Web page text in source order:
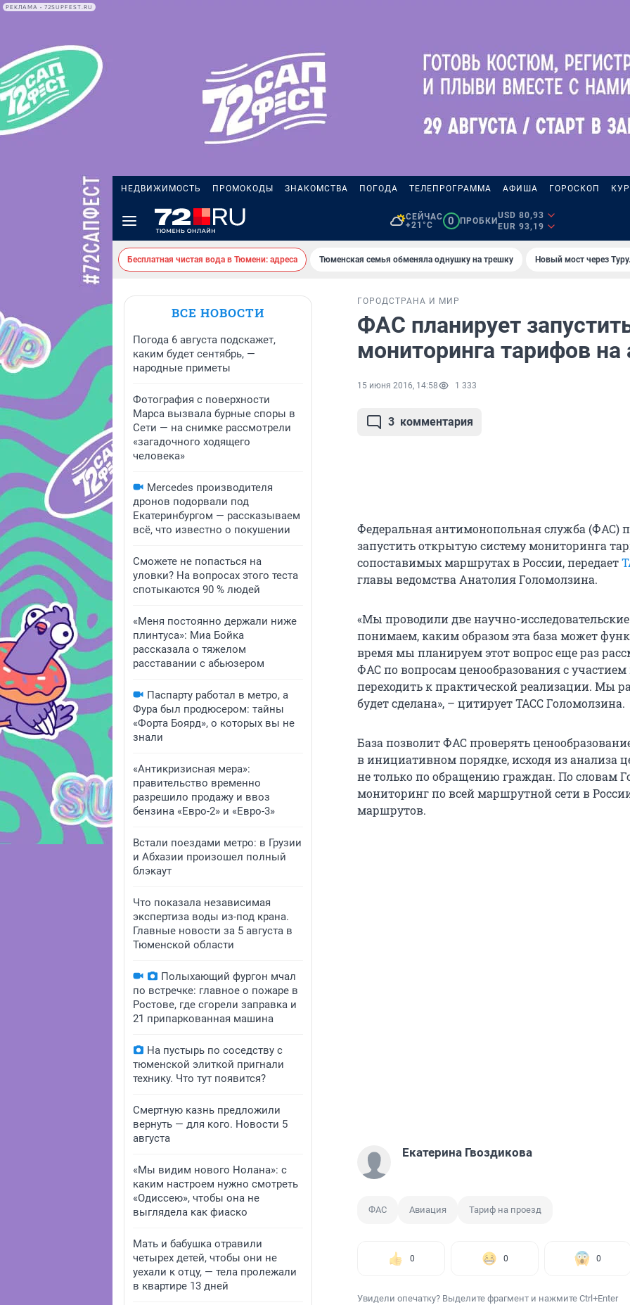
РЕКЛАМА • 72SUPFEST.RU
НЕДВИЖИМОСТЬ ПРОМОКОДЫ ЗНАКОМСТВА ПОГОДА ТЕЛЕПРОГРАММА АФИША ГОРОСКОП
СЕЙЧАС
+21°C
0 ПРОБКИ
USD 80,93
EUR 93,19
Бесплатная чистая вода в Тюмени: адреса Тюменская семья обменяла однушку на трешку Новый мост через
ВСЕ НОВОСТИ
Погода 6 августа подскажет,
каким будет сентябрь, —
народные приметы
Фотография с поверхности
Марса вызвала бурные споры в
Сети — на снимке рассмотрели
«загадочного ходящего
человека»
Mercedes производителя
дронов подорвали под
Екатеринбургом — рассказываем
всё, что известно о покушении
Сможете не попасться на
уловки? На вопросах этого теста
спотыкаются 90 % людей
«Меня постоянно держали ниже
плинтуса»: Миа Бойка
рассказала о тяжелом
расставании с абьюзером
Паспарту работал в метро, а
Фура был продюсером: тайны
«Форта Боярд», о которых вы не
знали
«Антикризисная мера»:
правительство временно
разрешило продажу и ввоз
бензина «Евро-2» и «Евро-3»
Встали поездами метро: в Грузии
и Абхазии произошел полный
блэкаут
Что показала независимая
экспертиза воды из-под крана.
Главные новости за 5 августа в
Тюменской области
Полыхающий фургон мчал
по встречке: главное о пожаре в
Ростове, где сгорели заправка и
21 припаркованная машина
На пустырь по соседству с
тюменской элиткой пригнали
технику. Что тут появится?
Смертную казнь предложили
вернуть — для кого. Новости 5
августа
«Мы видим нового Нолана»: с
каким настроем нужно смотреть
«Одиссею», чтобы она не
выглядела как фиаско
Мать и бабушка отравили
четырех детей, чтобы они не
уехали к отцу, — тела пролежали
в квартире 13 дней
ГОРОДСТРАНА И МИР
ФАС планирует
мониторинга тарифов
15 июня 2016, 14:58 1 333
3 комментария
Федеральная антимонопольная служба (ФАС)
запустить открытую систему мониторинга
сопоставимых маршрутах в России, передает
главы ведомства Анатолия Голомолзина.
«Мы проводили две научно-
понимаем, каким образом эта база может
время мы планируем этот вопрос еще раз
ФАС по вопросам ценообразования с
переходить к практической реализации. Мы
будет сделана», – цитирует ТАСС Голомолзина.
База позволит ФАС проверять
в инициативном порядке, исходя из анализа
не только по обращению граждан. По словам
мониторинг по всей маршрутной сети в
маршрутов.
Екатерина Гвоздикова
ФАС Авиация Тариф на проезд
0 0 0
Увидели опечатку? Выделите фрагмент и нажмите Ctrl+Enter